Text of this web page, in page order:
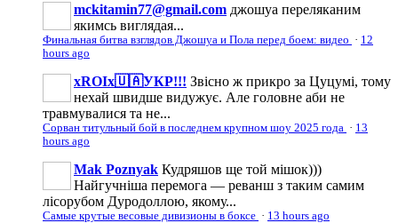
mckitamin77@gmail.com джошуа переляканим
якимсь виглядая...
Финальная битва взглядов Джошуа и Пола перед боем: видео · 12
hours ago
xROIx🇺🇦УКР!!! Звісно ж прикро за Цуцумі, тому
нехай швидше видужує. Але головне аби не
травмувалися та не...
Сорван титульный бой в последнем крупном шоу 2025 года · 13
hours ago
Mak Poznyak Кудряшов ще той мішок)))
Найгучніша перемога — реванш з таким самим
лісорубом Дуродоллою, якому...
Самые крутые весовые дивизионы в боксе · 13 hours ago